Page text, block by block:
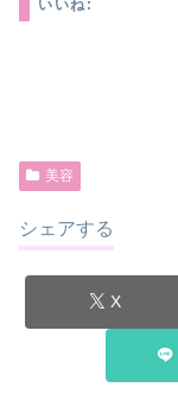
いいね:
美容
シェアする
X